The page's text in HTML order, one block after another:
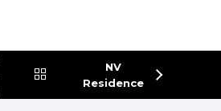
NV
Residence